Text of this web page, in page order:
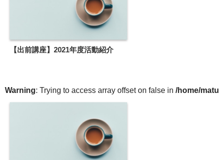
【出前講座】2021年度活動紹介
Warning: Trying to access array offset on false in /home/